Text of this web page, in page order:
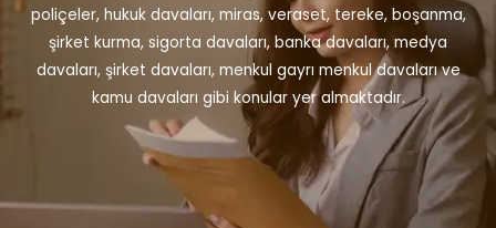
poliçeler, hukuk davaları, miras, veraset, tereke, boşanma,
şirket kurma, sigorta davaları, banka davaları, medya
davaları, şirket davaları, menkul gayrı menkul davaları ve
kamu davaları gibi konular yer almaktadır.